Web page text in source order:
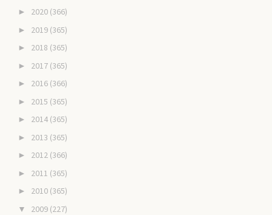
► 2020 (366)
► 2019 (365)
► 2018 (365)
► 2017 (365)
► 2016 (366)
► 2015 (365)
► 2014 (365)
► 2013 (365)
► 2012 (366)
► 2011 (365)
► 2010 (365)
▼ 2009 (227)